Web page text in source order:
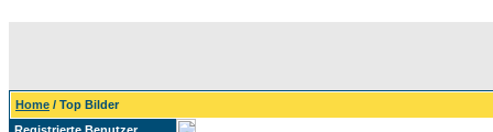
Home / Top Bilder